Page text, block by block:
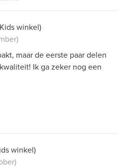
winkel)
maar de eerste paar delen
Ik ga zeker nog een
winkel)